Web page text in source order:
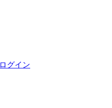
ログイン